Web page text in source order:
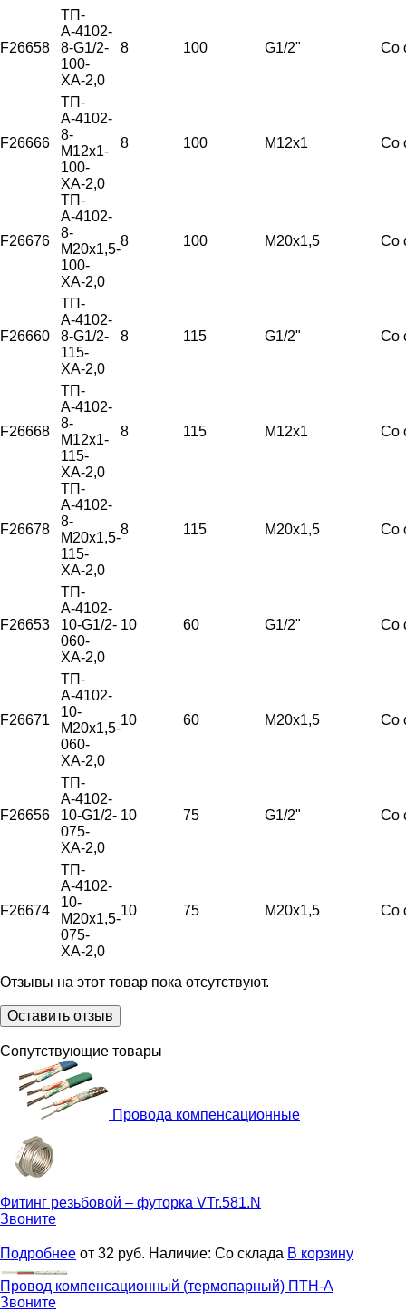
F26658
ТП-
А-4102-
8-G1/2-
100-
ХА-2,0
8 100 G1/2" Со
F26666
ТП-
А-4102-
8-
М12х1-
100-
ХА-2,0
8 100 М12х1 Со
F26676
ТП-
А-4102-
8-
М20х1,5-
100-
ХА-2,0
8 100 М20х1,5 Со
F26660
ТП-
А-4102-
8-G1/2-
115-
ХА-2,0
8 115 G1/2" Со
F26668
ТП-
А-4102-
8-
М12х1-
115-
ХА-2,0
8 115 М12х1 Со
F26678
ТП-
А-4102-
8-
М20х1,5-
115-
ХА-2,0
8 115 М20х1,5 Со
F26653
ТП-
А-4102-
10-G1/2-
060-
ХА-2,0
10 60 G1/2" Со
F26671
ТП-
А-4102-
10-
М20х1,5-
060-
ХА-2,0
10 60 М20х1,5 Со
F26656
ТП-
А-4102-
10-G1/2-
075-
ХА-2,0
10 75 G1/2" Со
F26674
ТП-
А-4102-
10-
М20х1,5-
075-
ХА-2,0
10 75 М20х1,5 Со
Отзывы на этот товар пока отсутствуют.
Оставить отзыв
Сопутствующие товары
Провода компенсационные
Фитинг резьбовой – футорка VTr.581.N
Звоните
Подробнее от 32 руб. Наличие: Со склада В корзину
Провод компенсационный (термопарный) ПТН-А
Звоните